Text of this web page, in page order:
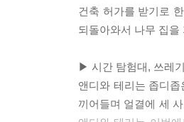
건축 허가를 받기로
되돌아와서 나무 집
▶ 시간 탐험대, 쓰레
앤디와 테리는 좁디
끼어들며 얼결에 세